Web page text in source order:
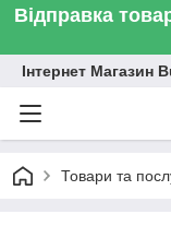
Відправка
Інтернет Магазин
Товари та